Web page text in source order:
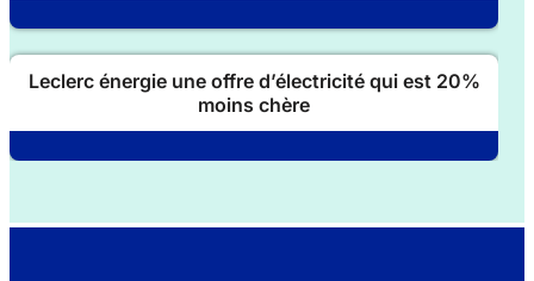
Leclerc énergie une offre d’électricité qui est 20%
moins chère